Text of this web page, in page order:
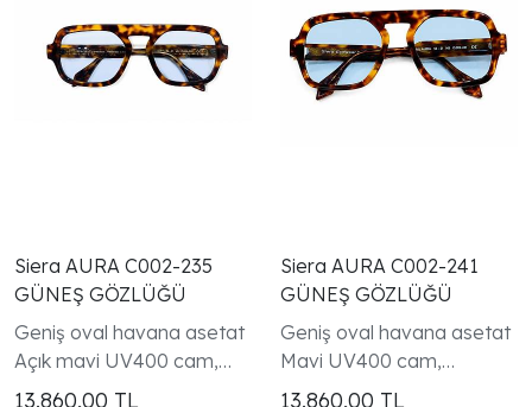
Siera AURA C002-235
GÜNEŞ GÖZLÜĞÜ
Geniş oval havana asetat
Açık mavi UV400 cam,
Handmade in Italy —
13.860,00 TL
Siera AURA C002-241
GÜNEŞ GÖZLÜĞÜ
Geniş oval havana asetat
Mavi UV400 cam,
Handmade in Italy —
13.860,00 TL